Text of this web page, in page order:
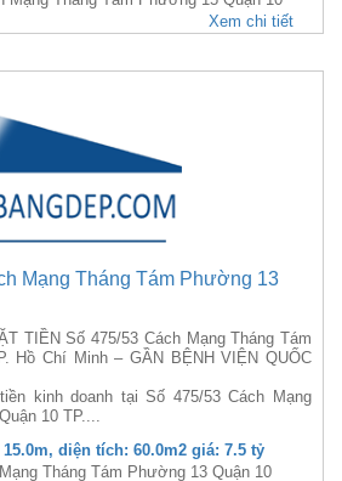
Xem chi tiết
Mạng Tháng Tám Phường 13
TIỀN Số 475/53 Cách Mạng Tháng Tám
Hồ Chí Minh – GẦN BỆNH VIỆN QUỐC
kinh doanh tại Số 475/53 Cách Mạng
10 TP....
15.0m, diện tích: 60.0m2 giá: 7.5 tỷ
Tháng Tám Phường 13 Quận 10